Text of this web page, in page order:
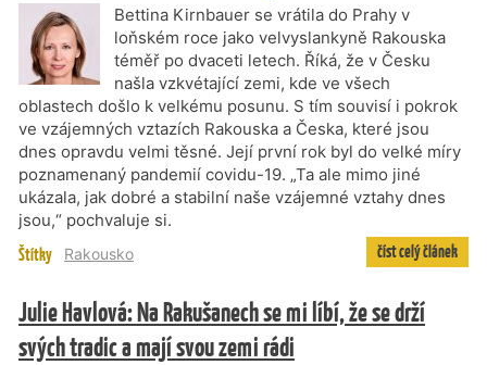
Bettina Kirnbauer se vrátila do Prahy v
loňském roce jako velvyslankyně Rakouska
téměř po dvaceti letech. Říká, že v Česku
našla vzkvétající zemi, kde ve všech
oblastech došlo k velkému posunu. S tím souvisí i pokrok
ve vzájemných vztazích Rakouska a Česka, které jsou
dnes opravdu velmi těsné. Její první rok byl do velké míry
poznamenaný pandemií covidu-19. „Ta ale mimo jiné
ukázala, jak dobré a stabilní naše vzájemné vztahy dnes
jsou,“ pochvaluje si.
Štítky Rakousko číst celý článek
Julie Havlová: Na Rakušanech se mi líbí, že se drží
svých tradic a mají svou zemi rádi